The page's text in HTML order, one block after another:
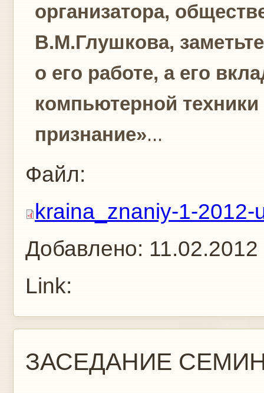
организатора,
В.М.Глушкова,
о его работе, а его
компьютерной
признание»...
Файл:
kraina_znaniy-1-2012-
Добавлено: 11.02.2012
Link:
ЗАСЕДАНИЕ